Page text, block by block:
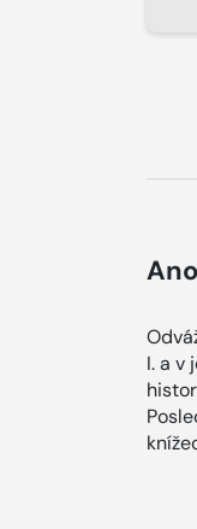
I. a v